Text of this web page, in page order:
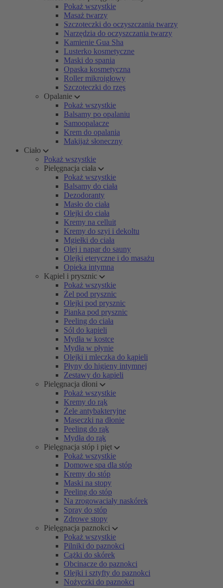
Pokaż wszystkie
Masaż twarzy
Szczoteczki do oczyszczania twarzy
Narzędzia do oczyszczania twarzy
Kamienie Gua Sha
Lusterko kosmetyczne
Maski do spania
Opaska kosmetyczna
Roller mikroigłowy
Szczoteczki do rzęs
Opalanie
Pokaż wszystkie
Balsamy po opalaniu
Samoopalacze
Krem do opalania
Makijaż słoneczny
Ciało
Pokaż wszystkie
Pielęgnacja ciała
Pokaż wszystkie
Balsamy do ciała
Dezodoranty
Masło do ciała
Olejki do ciała
Kremy na celluit
Kremy do szyi i dekoltu
Mgiełki do ciała
Olej i napar do sauny
Olejki eteryczne i do masażu
Opieka intymna
Kąpiel i prysznic
Pokaż wszystkie
Żel pod prysznic
Olejki pod prysznic
Pianka pod prysznic
Peeling do ciała
Sól do kąpieli
Mydła w kostce
Mydła w płynie
Olejki i mleczka do kąpieli
Płyny do higieny intymnej
Zestawy do kąpieli
Pielęgnacja dłoni
Pokaż wszystkie
Kremy do rąk
Żele antybakteryjne
Maseczki na dłonie
Peeling do rąk
Mydła do rąk
Pielęgnacja stóp i pięt
Pokaż wszystkie
Domowe spa dla stóp
Kremy do stóp
Maski na stopy
Peeling do stóp
Na zrogowaciały naskórek
Spray do stóp
Zdrowe stopy
Pielęgnacja paznokci
Pokaż wszystkie
Pilniki do paznokci
Cążki do skórek
Obcinacze do paznokci
Olejki i sztyfty do paznokci
Nożyczki do paznokci